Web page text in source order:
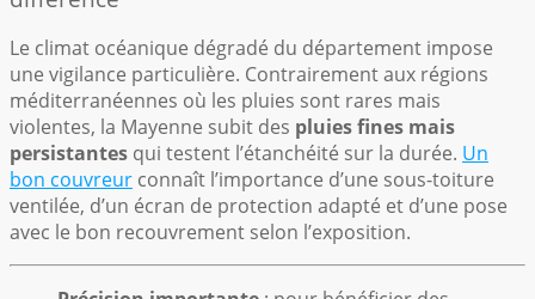
Le climat océanique dégradé du département impose
une vigilance particulière. Contrairement aux régions
méditerranéennes où les pluies sont rares mais
violentes, la Mayenne subit des pluies fines mais
persistantes qui testent l’étanchéité sur la durée. Un
bon couvreur connaît l’importance d’une sous-toiture
ventilée, d’un écran de protection adapté et d’une pose
avec le bon recouvrement selon l’exposition.